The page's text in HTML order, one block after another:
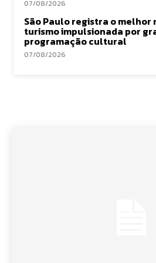
07/08/2026
São Paulo registra o melhor
turismo impulsionada por
programação cultural
07/08/2026